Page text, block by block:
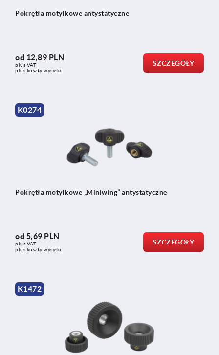
Pokrętła motylkowe antystatyczne
od 12,89 PLN
plus VAT
plus koszty wysyłki
SZCZEGÓŁY
K0274
Pokrętła motylkowe „Miniwing” antystatyczne
od 5,69 PLN
plus VAT
plus koszty wysyłki
SZCZEGÓŁY
K1472